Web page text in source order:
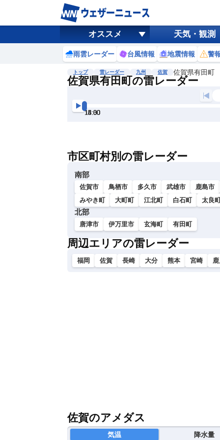
オススメ 天気・観測
雨雲レーダー 台風情報 地震情報 警
トップ 雷レーダー 九州 佐賀 佐賀県有田町
佐賀県有田町の雷レーダー
13:00
13:30
14:00
14:30
15:00
15:30
市区町村別の雷レーダー
南部
佐賀市 鳥栖市 多久市 武雄市
鹿島市
みやき町
大町町 江北町 白石町 太良
北部
唐津市 伊万里市 玄海町 有田町
周辺エリアの雷レーダー
福岡 佐賀 長崎 大分 熊本 宮崎
佐賀のアメダス
気温 降水量